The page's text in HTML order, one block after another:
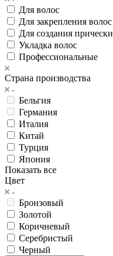
Для волос
Для закрепления волос
Для создания прически
Укладка волос
Профессиональные
Страна производства
Бельгия
Германия
Италия
Китай
Турция
Япония
Показать все
Цвет
Бронзовый
Золотой
Коричневый
Серебристый
Черный